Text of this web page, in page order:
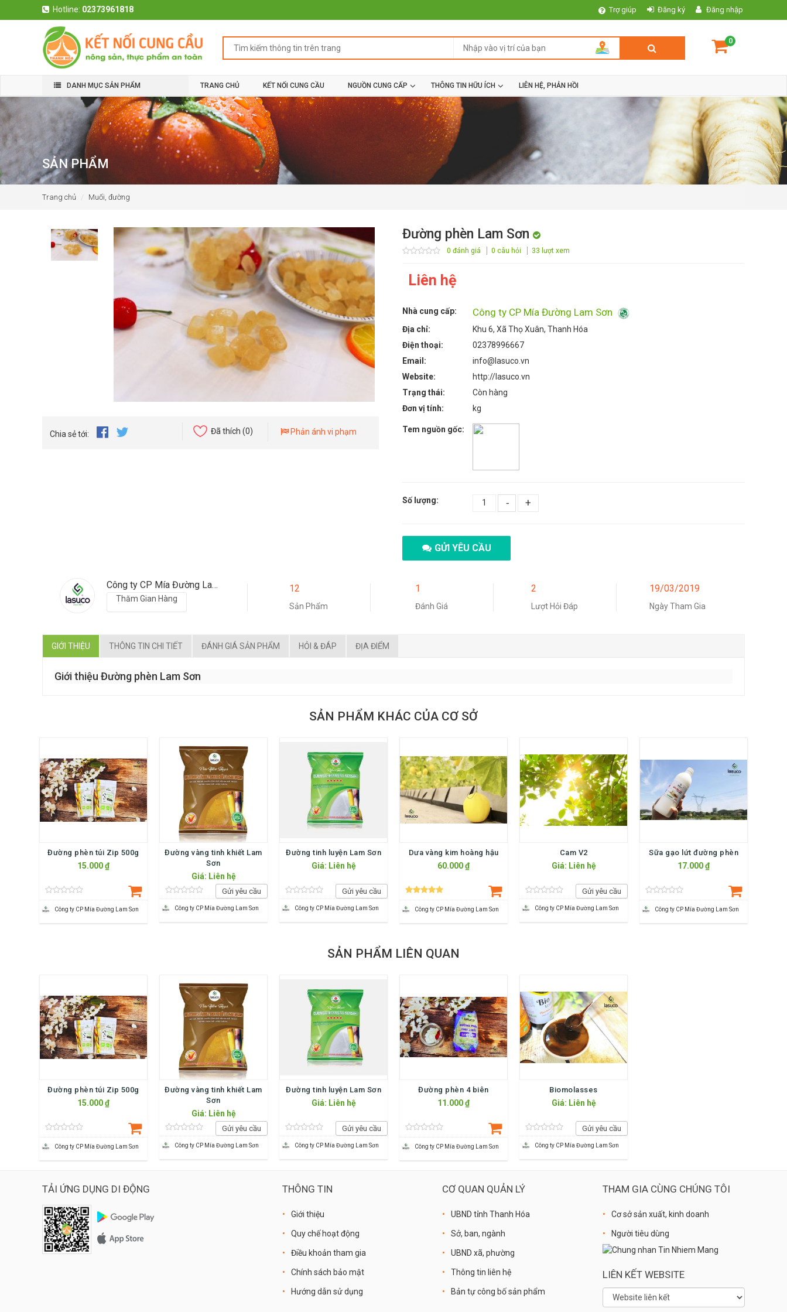
Hotline: 02373961818 Trợ giúp Đăng ký Đăng nhập
0
DANH MỤC SẢN PHẨM TRANG CHỦ KẾT NỐI CUNG CẦU NGUỒN CUNG CẤP THÔNG TIN HỮU ÍCH LIÊN HỆ, PHẢN HỒI
SẢN PHẨM
Trang chủ Muối, đường
Chia sẻ tới: Đã thích (0) Phản ánh vi phạm
Đường phèn Lam Sơn
0 đánh giá 0 câu hỏi 33 lượt xem
Liên hệ
Nhà cung cấp: Công ty CP Mía Đường Lam Sơn
Địa chỉ:
Khu 6, Xã Thọ Xuân, Thanh Hóa
Điện thoại:
02378996667
Email:
info@lasuco.vn
Website:
http://lasuco.vn
Trạng thái:
Còn hàng
Đơn vị tính:
kg
Tem nguồn gốc:
Số lượng: - +
GỬI YÊU CẦU
Công ty CP Mía Đường Lam Sơn
Thăm Gian Hàng
12
Sản Phẩm
1
Đánh Giá
2
Lượt Hỏi Đáp
19/03/2019
Ngày Tham Gia
GIỚI THIỆU THÔNG TIN CHI TIẾT ĐÁNH GIÁ SẢN PHẨM HỎI & ĐÁP ĐỊA ĐIỂM
Giới thiệu Đường phèn Lam Sơn
SẢN PHẨM KHÁC CỦA CƠ SỞ
Đường phèn túi Zip 500g
15.000 ₫
Công ty CP Mía Đường Lam Sơn
Đường vàng tinh khiết Lam
Sơn
Giá: Liên hệ
Gửi yêu cầu
Công ty CP Mía Đường Lam Sơn
Đường tinh luyện Lam Sơn
Giá: Liên hệ
Gửi yêu cầu
Công ty CP Mía Đường Lam Sơn
Dưa vàng kim hoàng hậu
60.000 ₫
Công ty CP Mía Đường Lam Sơn
Cam V2
Giá: Liên hệ
Gửi yêu cầu
Công ty CP Mía Đường Lam Sơn
Sữa gạo lứt đường phèn
17.000 ₫
Công ty CP Mía Đường Lam Sơn
SẢN PHẨM LIÊN QUAN
Đường phèn túi Zip 500g
15.000 ₫
Công ty CP Mía Đường Lam Sơn
Đường vàng tinh khiết Lam
Sơn
Giá: Liên hệ
Gửi yêu cầu
Công ty CP Mía Đường Lam Sơn
Đường tinh luyện Lam Sơn
Giá: Liên hệ
Gửi yêu cầu
Công ty CP Mía Đường Lam Sơn
Đường phèn 4 biên
11.000 ₫
Công ty CP Mía Đường Lam Sơn
Biomolasses
Giá: Liên hệ
Gửi yêu cầu
Công ty CP Mía Đường Lam Sơn
TẢI ỨNG DỤNG DI ĐỘNG THÔNG TIN
Giới thiệu
Quy chế hoạt động
Điều khoản tham gia
Chính sách bảo mật
Hướng dẫn sử dụng
CƠ QUAN QUẢN LÝ
UBND tỉnh Thanh Hóa
Sở, ban, ngành
UBND xã, phường
Thông tin liên hệ
Bản tự công bố sản phẩm
THAM GIA CÙNG CHÚNG TÔI
Cơ sở sản xuất, kinh doanh
Người tiêu dùng
LIÊN KẾT WEBSITE